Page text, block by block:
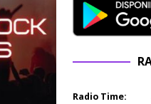
Radio Time: